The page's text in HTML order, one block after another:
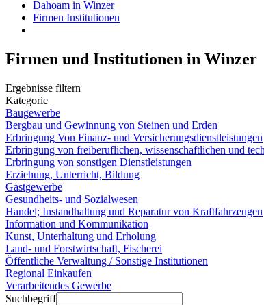
Dahoam in Winzer
Firmen Institutionen
Firmen und Institutionen in Winzer
Ergebnisse filtern
Kategorie
Baugewerbe
Bergbau und Gewinnung von Steinen und Erden
Erbringung Von Finanz- und Versicherungsdienstleistungen
Erbringung von freiberuflichen, wissenschaftlichen und
Erbringung von sonstigen Dienstleistungen
Erziehung, Unterricht, Bildung
Gastgewerbe
Gesundheits- und Sozialwesen
Handel; Instandhaltung und Reparatur von Kraftfahrzeugen
Information und Kommunikation
Kunst, Unterhaltung und Erholung
Land- und Forstwirtschaft, Fischerei
Öffentliche Verwaltung / Sonstige Institutionen
Regional Einkaufen
Verarbeitendes Gewerbe
Suchbegriff